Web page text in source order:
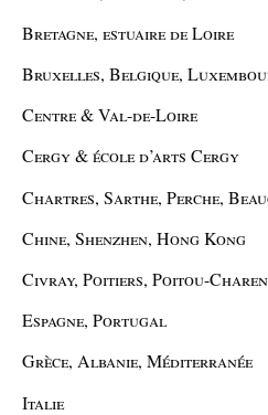
Bretagne, estuaire de Loire
Bruxelles, Belgique,
Centre & Val-de-Loire
Cergy & école d’arts Cergy
Chartres, Sarthe, Perche,
Chine, Shenzhen, Hong Kong
Civray, Poitiers, Poitou-
Espagne, Portugal
Grèce, Albanie, Méditerranée
Italie